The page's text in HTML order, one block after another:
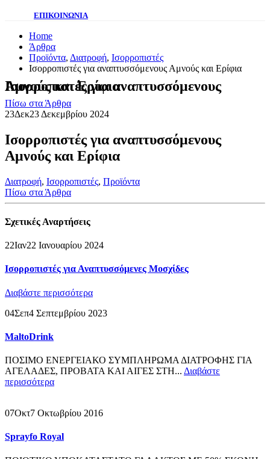
ΕΠΙΚΟΙΝΩΝΙΑ
Home
Άρθρα
Προϊόντα, Διατροφή, Ισορροπιστές
Ισορροπιστές για αναπτυσσόμενους Αμνούς και Ερίφια
Ισορροπιστές για αναπτυσσόμενους Αμνούς και Ερίφια
Πίσω στα Άρθρα
23Δεκ23 Δεκεμβρίου 2024
Ισορροπιστές για αναπτυσσόμενους
Αμνούς και Ερίφια
Διατροφή, Ισορροπιστές, Προϊόντα
Πίσω στα Άρθρα
Σχετικές Αναρτήσεις
22Ιαν22 Ιανουαρίου 2024
Ισορροπιστές για Αναπτυσσόμενες Μοσχίδες
Διαβάστε περισσότερα
04Σεπ4 Σεπτεμβρίου 2023
MaltoDrink
ΠΟΣΙΜΟ ΕΝΕΡΓΕΙΑΚΟ ΣΥΜΠΛΗΡΩΜΑ ΔΙΑΤΡΟΦΗΣ ΓΙΑ
ΑΓΕΛΑΔΕΣ, ΠΡΟΒΑΤΑ ΚΑΙ ΑΙΓΕΣ ΣΤΗ... Διαβάστε
περισσότερα
07Οκτ7 Οκτωβρίου 2016
Sprayfo Royal